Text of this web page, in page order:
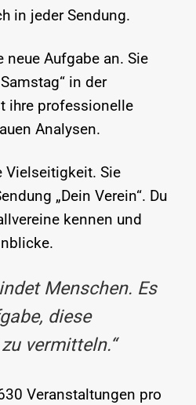
in jeder Sendung.
Aufgabe an. Sie
in der
ihre professionelle
Analysen.
Vielseitigkeit. Sie
„Dein Verein“. Du
kennen und
Menschen. Es
diese
vermitteln.“
Veranstaltungen pro